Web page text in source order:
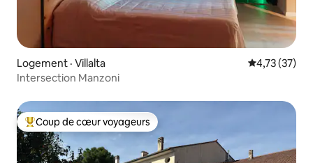
Logement · Villalta Note
4,73 (37)
Intersection Manzoni
Coup de cœur voyageurs parmi les plus aimés
Coup de cœur voyageurs